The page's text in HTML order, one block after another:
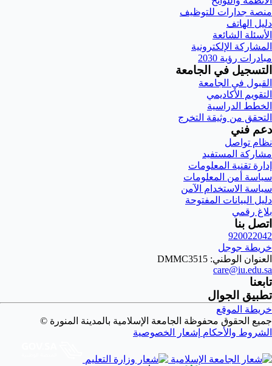
منصة جدارات للتوظيف
دليل الهاتف
الأسئلة الشائعة
المشاركة الإلكترونية
مبادرات رؤية 2030
التسجيل في الجامعة
القبول في الجامعة
التقويم الأكاديمي
الخطط الدراسية
التحقق من وثيقة التخرج
دعم فني
نظام تواصل
مشاركة المستفيد
إدارة تقنية المعلومات
سياسة أمن المعلومات
سياسة الاستخدام الآمن
دليل البيانات المفتوحة
بلاغ رقمي
اتصل بنا
920022042
خريطة جوجل
العنوان الوطني: DMMC3515
care@iu.edu.sa
تابعنا
تطبيق الجوال
خريطة الموقع
جميع الحقوق محفوظة الجامعة الإسلامية بالمدينة المنورة ©
الشروط والأحكام إشعار الخصوصية